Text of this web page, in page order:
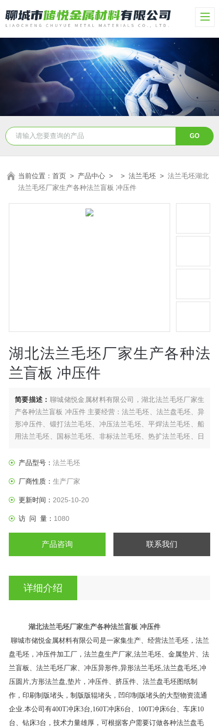
当前位置：首页 > 产品中心 > >法兰毛坯 >法兰毛坯湖北
法兰毛坯厂家生产各种法兰盲板 冲压件
湖北法兰毛坯厂家生产各种法
兰盲板 冲压件
简要描述： 聊城储悦金属材料有限公司，湖北法兰毛坯厂家生
产各种法兰盲板 冲压件 主要经营：法兰毛坯、法兰盘毛坯、异
形冲压件、锻打法兰毛坯、冲压法兰毛坯、平焊法兰毛坯、船
用法兰毛坯、国标兰毛坯、非标法兰毛坯、热扩法兰毛坯、日
产品型号： 法兰毛坯
厂商性质： 生产厂家
更新时间： 2025-10-20
访 问 量： 1080
产品咨询 联系我们
详细介绍
湖北法兰毛坯厂家生产各种法兰盲板 冲压件
聊城市储悦金属材料有限公司是一家集生产、经营法兰毛坯，法兰
盘毛坯，冲压件加工厂，法兰盘生产厂家,法兰毛坯、金属垫片、法
兰盲板、法兰毛坯厂家、冲压异形件,异形法兰毛坯,法兰盘毛坯,冲
压圆片,方形法兰盘,垫片，冲压件、挤压件、法兰盘毛坯图纸制
作，印刷制版堵头，制版版辊堵头，凹印制版堵头的大型物资流通
企业.本公司有400T冲床3台,160T冲床6台、100T冲床6台、车床10
台、钻床3台，技术力量雄厚，可根据客户需要订做各种法兰盘毛